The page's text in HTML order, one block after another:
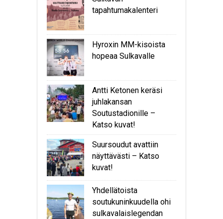
tapahtumakalenteri
Hyroxin MM-kisoista
hopeaa Sulkavalle
Antti Ketonen keräsi
juhlakansan
Soutustadionille –
Katso kuvat!
Suursoudut avattiin
näyttävästi – Katso
kuvat!
Yhdellätoista
soutukuninkuudella ohi
sulkavalaislegendan